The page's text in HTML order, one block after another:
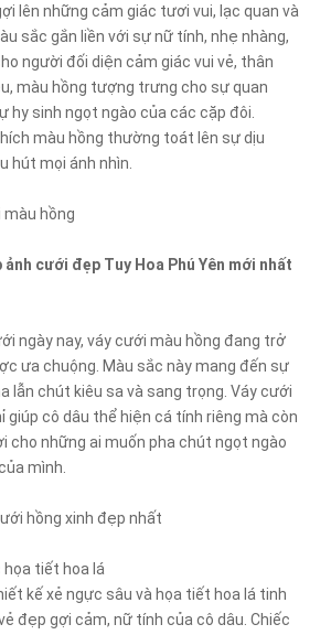
lên những cảm giác tươi vui, lạc quan và
sắc gắn liền với sự nữ tính, nhẹ nhàng,
người đối diện cảm giác vui vẻ, thân
màu hồng tượng trưng cho sự quan
hy sinh ngọt ngào của các cặp đôi.
màu hồng thường toát lên sự dịu
hút mọi ánh nhìn.
màu hồng
ảnh cưới đẹp Tuy Hoa Phú Yên mới nhất
ngày nay, váy cưới màu hồng đang trở
ưa chuộng. Màu sắc này mang đến sự
lẫn chút kiêu sa và sang trọng. Váy cưới
giúp cô dâu thể hiện cá tính riêng mà còn
cho những ai muốn pha chút ngọt ngào
mình.
hồng xinh đẹp nhất
họa tiết hoa lá
kế xẻ ngực sâu và họa tiết hoa lá tinh
đẹp gợi cảm, nữ tính của cô dâu. Chiếc